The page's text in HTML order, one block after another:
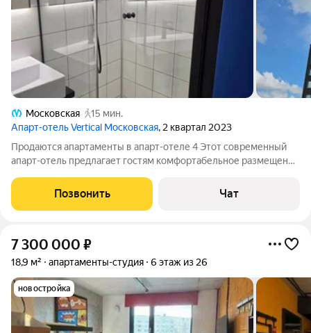
Московская
15 мин.
Апарт-отель Vertical Московская, 2 квартал 2023
Продаются апартаменты в апарт-отеле 4 Этот современный
апарт-отель предлагает гостям комфортабельное размещение
инфраструктуре и расположению недалеко от аэропорта и
метро, он пользуется популярностью
Позвонить Чат
7 300 000 ₽
18,9 м² апартаменты-студия 6 этаж из 26
новостройка